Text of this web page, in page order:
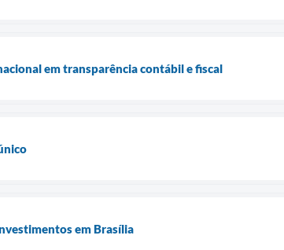
em transparência contábil e fiscal
em Brasília